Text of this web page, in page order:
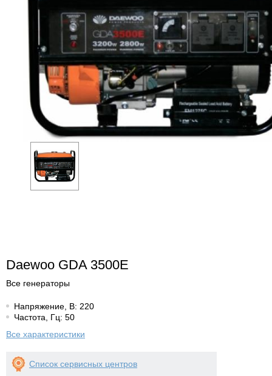
Daewoo GDA 3500E
Все генераторы
Напряжение, В: 220
Частота, Гц: 50
Все характеристики
Список сервисных центров